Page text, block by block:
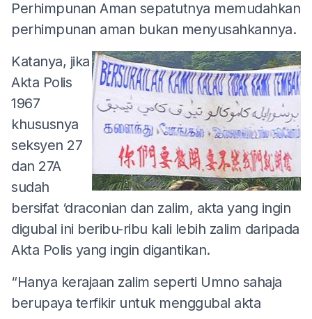
Perhimpunan Aman sepatutnya memudahkan
perhimpunan aman bukan menyusahkannya.
Katanya, jika
Akta Polis
1967
khususnya
seksyen 27
dan 27A
sudah
bersifat ‘draconian dan zalim, akta yang ingin
digubal ini beribu-ribu kali lebih zalim daripada
Akta Polis yang ingin digantikan.
“Hanya kerajaan zalim seperti Umno sahaja
berupaya terfikir untuk menggubal akta